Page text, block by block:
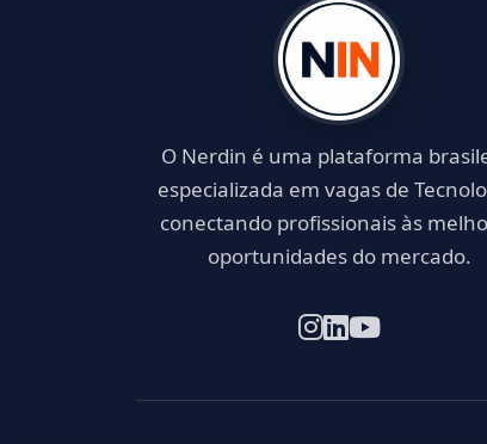
O Nerdin é uma plataforma
especializada em vagas de
conectando profissionais às
oportunidades do mercado.